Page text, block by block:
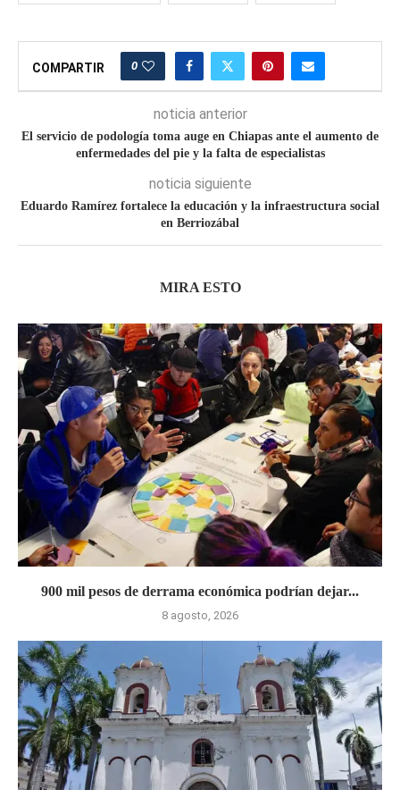
COMPARTIR 0
noticia anterior
El servicio de podología toma auge en Chiapas ante el aumento de
enfermedades del pie y la falta de especialistas
noticia siguiente
Eduardo Ramírez fortalece la educación y la infraestructura social
en Berriozábal
MIRA ESTO
900 mil pesos de derrama económica podrían dejar...
8 agosto, 2026